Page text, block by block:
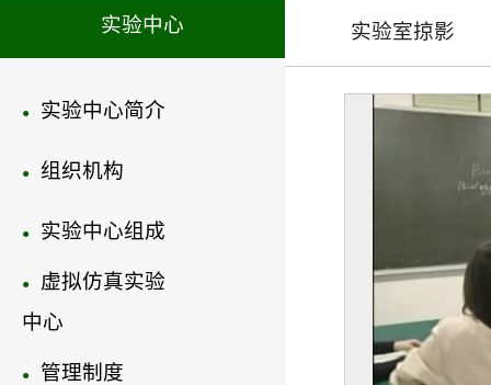
实验中心
● 实验中心简介
● 组织机构
● 实验中心组成
●
虚拟仿真实验
中心
● 管理制度
实验室掠影